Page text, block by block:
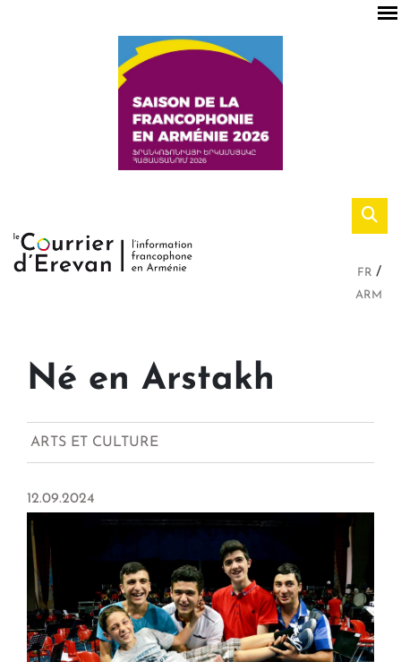
FR
ARM
Né en Arstakh
ARTS ET CULTURE
12.09.2024